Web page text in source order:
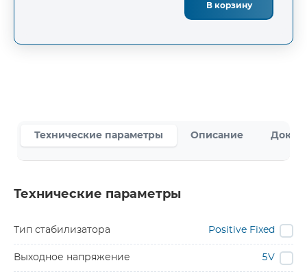
В корзину
Технические параметры Описание
Технические параметры
Тип стабилизатора Positive Fixed
Выходное напряжение 5V